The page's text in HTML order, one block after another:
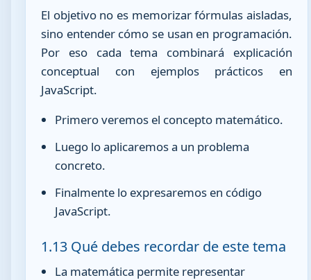
El objetivo no es memorizar fórmulas aisladas,
sino entender cómo se usan en programación.
Por eso cada tema combinará explicación
conceptual con ejemplos prácticos en
JavaScript.
Primero veremos el concepto matemático.
Luego lo aplicaremos a un problema
concreto.
Finalmente lo expresaremos en código
JavaScript.
1.13 Qué debes recordar de este tema
La matemática permite representar